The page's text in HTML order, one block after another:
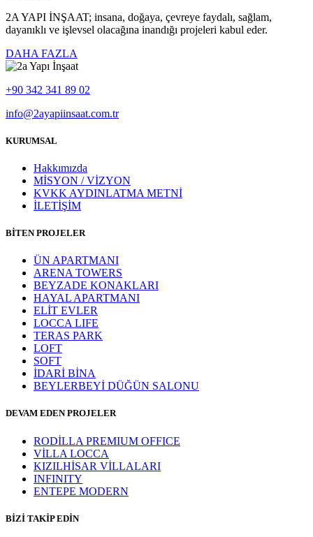
2A YAPI İNŞAAT; insana, doğaya, çevreye faydalı, sağlam,
dayanıklı ve işlevsel olacağına inandığı projeleri kabul eder.
DAHA FAZLA
+90 342 341 89 02
info@2ayapiinsaat.com.tr
KURUMSAL
Hakkımızda
MİSYON / VİZYON
KVKK AYDINLATMA METNİ
İLETİŞİM
BİTEN PROJELER
ÜN APARTMANI
ARENA TOWERS
BEYZADE KONAKLARI
HAYAL APARTMANI
ELİT EVLER
LOCCA LIFE
TERAS PARK
LOFT
SOFT
İDARİ BİNA
BEYLERBEYİ DÜĞÜN SALONU
DEVAM EDEN PROJELER
RODİLLA PREMIUM OFFICE
VİLLA LOCCA
KIZILHİSAR VİLLALARI
INFINITY
ENTEPE MODERN
BİZİ TAKİP EDİN